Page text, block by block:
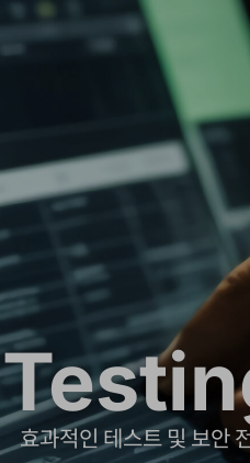
효과적인 테스트 및 보안